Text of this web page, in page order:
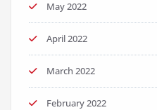
May 2022
April 2022
March 2022
February 2022